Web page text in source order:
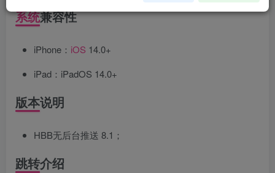
系统兼容性
iPhone： iOS 14.0+
iPad：iPadOS 14.0+
版本说明
HBB无后台推送 8.1；
跳转介绍